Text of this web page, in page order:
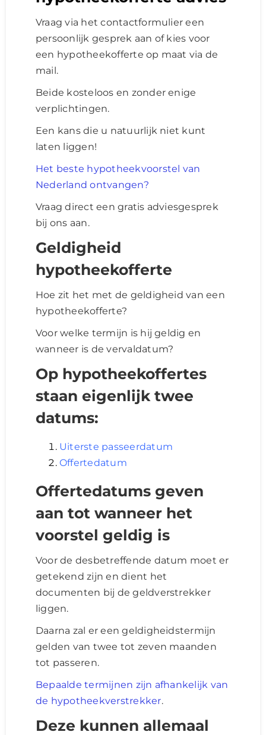
Vraag via het contactformulier een
persoonlijk gesprek aan of kies voor
een hypotheekofferte op maat via de
mail.
Beide kosteloos en zonder enige
verplichtingen.
Een kans die u natuurlijk niet kunt
laten liggen!
Het beste hypotheekvoorstel van
Nederland ontvangen?
Vraag direct een gratis adviesgesprek
bij ons aan.
Geldigheid
hypotheekofferte
Hoe zit het met de geldigheid van een
hypotheekofferte?
Voor welke termijn is hij geldig en
wanneer is de vervaldatum?
Op hypotheekoffertes
staan eigenlijk twee
datums:
Uiterste passeerdatum
Offertedatum
Offertedatums geven
aan tot wanneer het
voorstel geldig is
Voor de desbetreffende datum moet er
getekend zijn en dient het
documenten bij de geldverstrekker
liggen.
Daarna zal er een geldigheidstermijn
gelden van twee tot zeven maanden
tot passeren.
Bepaalde termijnen zijn afhankelijk van
de hypotheekverstrekker.
Deze kunnen allemaal